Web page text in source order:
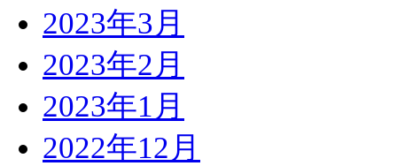
2023年3月
2023年2月
2023年1月
2022年12月